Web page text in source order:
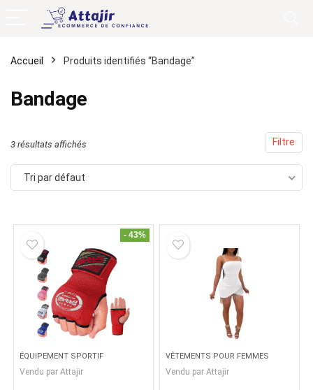
Accueil Produits identifiés “Bandage”
Bandage
Filtre
3 résultats affichés
Tri par défaut
- 43%
ÉQUIPEMENT SPORTIF
Vendu par Attajir
VÊTEMENTS POUR FEMMES
Vendu par Attajir